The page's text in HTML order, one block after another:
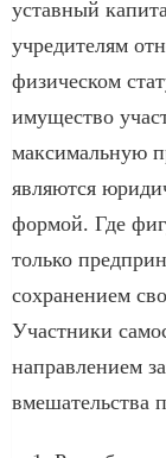
уставный
учредителям
физическом
имущество
максимальную
являются
формой. Где
только
сохранением
Участники
направлением
вмешательства